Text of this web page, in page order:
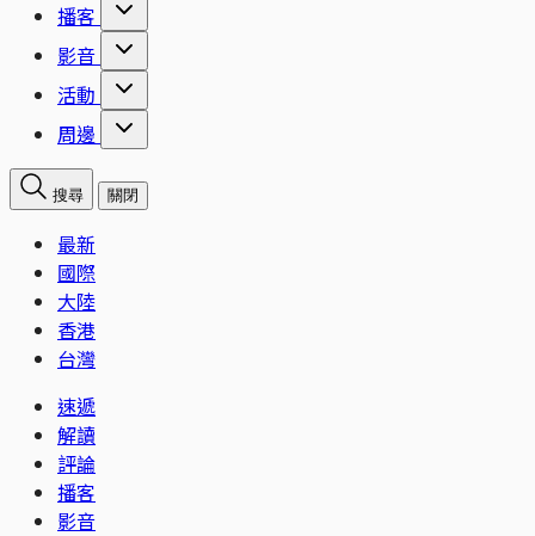
播客
影音
活動
周邊
搜尋 關閉
最新
國際
大陸
香港
台灣
速遞
解讀
評論
播客
影音